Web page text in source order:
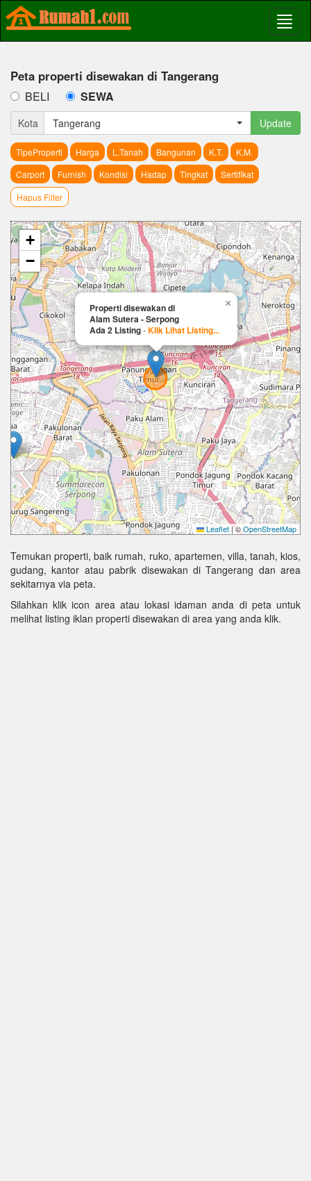
Peta properti disewakan di Tangerang
BELI SEWA
Kota Tangerang Update
TipeProperti Harga L.Tanah Bangunan K.T.
K.M.
Carport
Furnish Kondisi Hadap Tingkat
Sertifikat
Hapus Filter
Properti disewakan di
Alam Sutera - Serpong
Ada 2 Listing-Klik Lihat Listing...
×
+
−
Leaflet|©OpenStreetMap
Temukan properti, baik rumah, ruko, apartemen, villa, tanah, kios,
gudang, kantor atau pabrik disewakan di Tangerang dan area
sekitarnya via peta.
Silahkan klik icon area atau lokasi idaman anda di peta untuk
melihat listing iklan properti disewakan di area yang anda klik.